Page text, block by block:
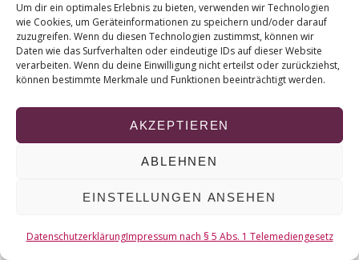
Um dir ein optimales Erlebnis zu bieten, verwenden wir Technologien
wie Cookies, um Geräteinformationen zu speichern und/oder darauf
zuzugreifen. Wenn du diesen Technologien zustimmst, können wir
Daten wie das Surfverhalten oder eindeutige IDs auf dieser Website
verarbeiten. Wenn du deine Einwilligung nicht erteilst oder zurückziehst,
können bestimmte Merkmale und Funktionen beeinträchtigt werden.
AKZEPTIEREN
ABLEHNEN
EINSTELLUNGEN ANSEHEN
DatenschutzerklärungImpressum nach § 5 Abs. 1 Telemediengesetz